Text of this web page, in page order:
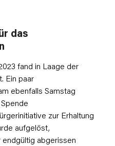
das
fand in Laage der
Ein paar
ebenfalls Samstag
zur Erhaltung
aufgelöst,
abgerissen